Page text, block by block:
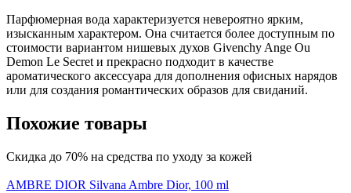
Парфюмерная вода характеризуется невероятно ярким,
изысканным характером. Она считается более доступным по
стоимости вариантом нишевых духов Givenchy Ange Ou
Demon Le Secret и прекрасно подходит в качестве
ароматического аксессуара для дополнения офисных нарядов
или для создания романтических образов для свиданий.
Похожие товары
Скидка до 70% на средства по уходу за кожей
AMBRE DIOR Silvana Ambre Dior, 100 ml